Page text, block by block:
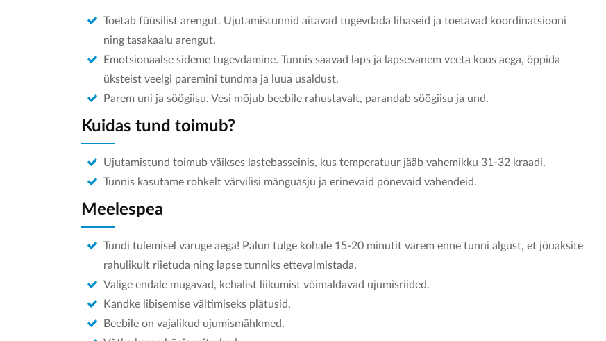
Toetab füüsilist arengut. Ujutamistunnid aitavad tugevdada lihaseid ja toetavad koordinatsiooni
ning tasakaalu arengut.
Emotsionaalse sideme tugevdamine. Tunnis saavad laps ja lapsevanem veeta koos aega, õppida
üksteist veelgi paremini tundma ja luua usaldust.
Parem uni ja söögiisu. Vesi mõjub beebile rahustavalt, parandab söögiisu ja und.
Kuidas tund toimub?
Ujutamistund toimub väikses lastebasseinis, kus temperatuur jääb vahemikku 31-32 kraadi.
Tunnis kasutame rohkelt värvilisi mänguasju ja erinevaid põnevaid vahendeid.
Meelespea
Tundi tulemisel varuge aega! Palun tulge kohale 15-20 minutit varem enne tunni algust, et jõuaksite
rahulikult riietuda ning lapse tunniks ettevalmistada.
Valige endale mugavad, kehalist liikumist võimaldavad ujumisriided.
Kandke libisemise vältimiseks plätusid.
Beebile on vajalikud ujumismähkmed.